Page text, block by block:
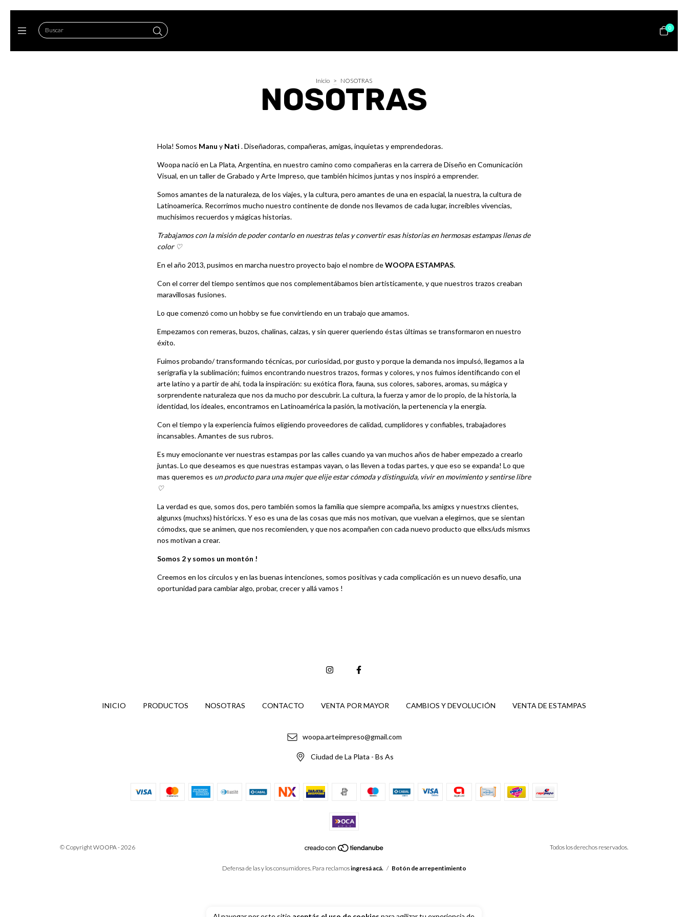
0
Inicio > NOSOTRAS
NOSOTRAS
Hola! Somos Manu y Nati . Diseñadoras, compañeras, amigas, inquietas y emprendedoras.
Woopa nació en La Plata, Argentina, en nuestro camino como compañeras en la carrera de Diseño en Comunicación
Visual, en un taller de Grabado y Arte Impreso, que también hicimos juntas y nos inspiró a emprender.
Somos amantes de la naturaleza, de los viajes, y la cultura, pero amantes de una en espacial, la nuestra, la cultura de
Latinoamerica. Recorrimos mucho nuestro continente de donde nos llevamos de cada lugar, increíbles vivencias,
muchísimos recuerdos y mágicas historias.
Trabajamos con la misión de poder contarlo en nuestras telas y convertir esas historias en hermosas estampas llenas de
color ♡
En el año 2013, pusimos en marcha nuestro proyecto bajo el nombre deWOOPA ESTAMPAS.
Con el correr del tiempo sentimos que nos complementábamos bien artísticamente, y que nuestros trazos creaban
maravillosas fusiones.
Lo que comenzó como un hobby se fue convirtiendo en un trabajo que amamos.
Empezamos con remeras, buzos, chalinas, calzas, y sin querer queriendo éstas últimas se transformaron en nuestro
éxito.
Fuimos probando/ transformando técnicas, por curiosidad, por gusto y porque la demanda nos impulsó, llegamos a la
serigrafía y la sublimación; fuimos encontrando nuestros trazos, formas y colores, y nos fuimos identificando con el
arte latino y a partir de ahí, toda la inspiración: su exótica flora, fauna, sus colores, sabores, aromas, su mágica y
sorprendente naturaleza que nos da mucho por descubrir. La cultura, la fuerza y amor de lo propio, de la historia, la
identidad, los ideales, encontramos en Latinoamérica la pasión, la motivación, la pertenencia y la energía.
Con el tiempo y la experiencia fuimos eligiendo proveedores de calidad, cumplidores y confiables, trabajadores
incansables. Amantes de sus rubros.
Es muy emocionante ver nuestras estampas por las calles cuando ya van muchos años de haber empezado a crearlo
juntas. Lo que deseamos es que nuestras estampas vayan, o las lleven a todas partes, y que eso se expanda! Lo que
mas queremos es un producto para una mujer que elije estar cómoda y distinguida, vivir en movimiento y sentirse libre
♡
La verdad es que, somos dos, pero también somos la familia que siempre acompaña, lxs amigxs y nuestrxs clientes,
algunxs (muchxs) históricxs. Y eso es una de las cosas que más nos motivan, que vuelvan a elegirnos, que se sientan
cómodxs, que se animen, que nos recomienden, y que nos acompañen con cada nuevo producto que ellxs/uds mismxs
nos motivan a crear.
Somos 2 y somos un montón !
Creemos en los círculos y en las buenas intenciones, somos positivas y cada complicación es un nuevo desafío, una
oportunidad para cambiar algo, probar, crecer y allá vamos !
INICIO PRODUCTOS NOSOTRAS CONTACTO VENTA POR MAYOR CAMBIOS Y DEVOLUCIÓN VENTA DE ESTAMPAS
woopa.arteimpreso@gmail.com
Ciudad de La Plata - Bs As
© Copyright WOOPA - 2026 Todos los derechos reservados.
Defensa de las y los consumidores. Para reclamosingresá acá. / Botón de arrepentimiento